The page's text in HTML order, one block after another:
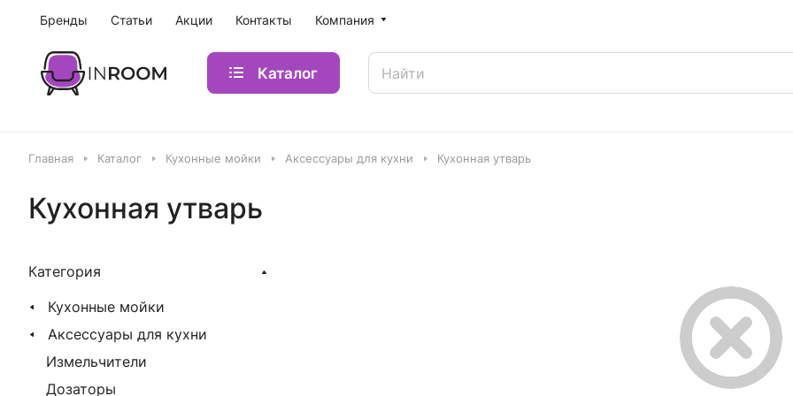
Бренды Статьи Акции Контакты Компания
Каталог
Главная Каталог Кухонные мойки Аксессуары для кухни Кухонная утварь
Кухонная утварь
Категория
Кухонные мойки
Аксессуары для кухни
Измельчители
Дозаторы